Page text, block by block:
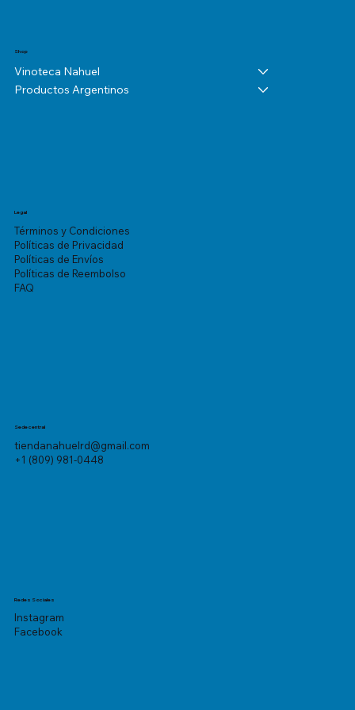
Shop
Vinoteca Nahuel
Productos Argentinos
Legal
Términos y Condiciones
Políticas de Privacidad
Políticas de Envíos
Políticas de Reembolso
FAQ
Sede central
tiendanahuelrd@gmail.com
+1 (809) 981-0448
Redes Sociales
Instagram
Facebook